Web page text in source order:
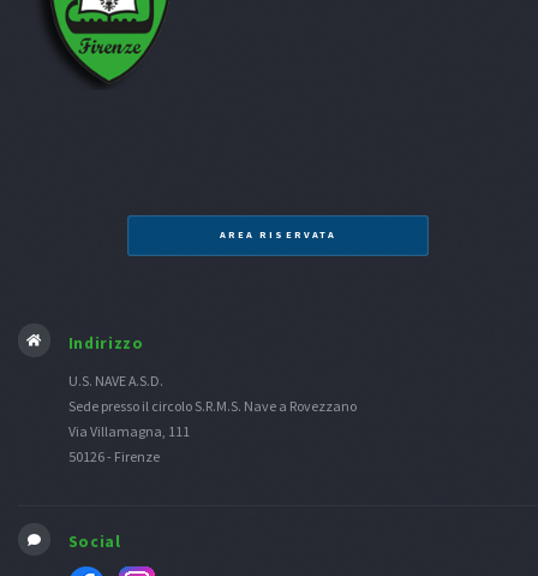
AREA RISERVATA
Indirizzo
U.S. NAVE A.S.D.
Sede presso il circolo S.R.M.S. Nave a Rovezzano
Via Villamagna, 111
50126 - Firenze
Social